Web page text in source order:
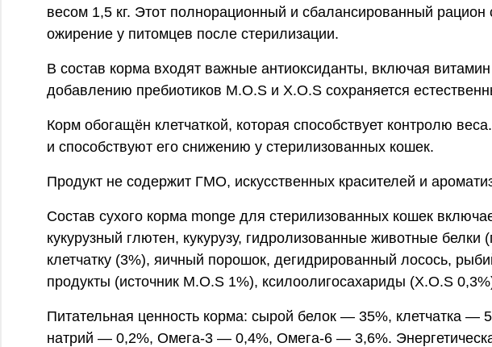
весом 1,5 кг. Этот полнорационный и сбалансированный
ожирение у питомцев после стерилизации.
В состав корма входят важные антиоксиданты, включая
добавлению пребиотиков М.О.S и X.О.S сохраняется
Корм обогащён клетчаткой, которая способствует контролю
и способствуют его снижению у стерилизованных кошек.
Продукт не содержит ГМО, искусственных красителей и
Состав сухого корма monge для стерилизованных кошек
кукурузный глютен, кукурузу, гидролизованные животные
клетчатку (3%), яичный порошок, дегидрированный лосось,
продукты (источник M.O.S 1%), ксилоолигосахариды (X.O.S
Питательная ценность корма: сырой белок — 35%,
натрий — 0,2%, Омега-3 — 0,4%, Омега-6 — 3,6%.